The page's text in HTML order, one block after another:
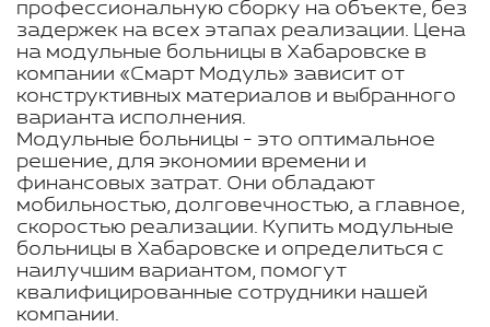
профессиональную сборку на объекте, без
задержек на всех этапах реализации. Цена
на модульные больницы в Хабаровске в
компании «Смарт Модуль» зависит от
конструктивных материалов и выбранного
варианта исполнения.
Модульные больницы - это оптимальное
решение, для экономии времени и
финансовых затрат. Они обладают
мобильностью, долговечностью, а главное,
скоростью реализации. Купить модульные
больницы в Хабаровске и определиться с
наилучшим вариантом, помогут
квалифицированные сотрудники нашей
компании.